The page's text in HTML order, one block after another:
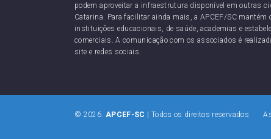
podem aproveitar a infraestrutura disponível em outras
Catarina. Para facilitar ainda mais, a APCEF/SC mantém
instituições educacionais, de saúde, academias e
comerciais. A comunicação com os associados é
site e redes sociais.
© 2026. APCEF-SC | Todos os direitos reservados
CNPJ: